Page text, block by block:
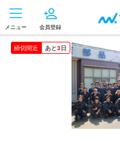
メニュー 会員登録
締切間近 あと3日